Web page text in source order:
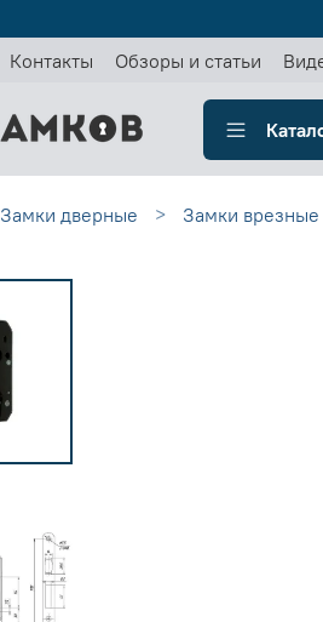
Контакты Обзоры и статьи
Замки дверные Замки врезные